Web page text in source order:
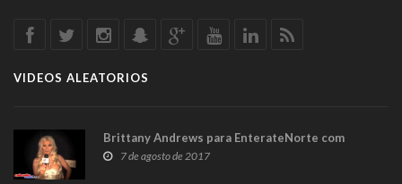
VIDEOS ALEATORIOS
Brittany Andrews para EnterateNorte com
7 de agosto de 2017